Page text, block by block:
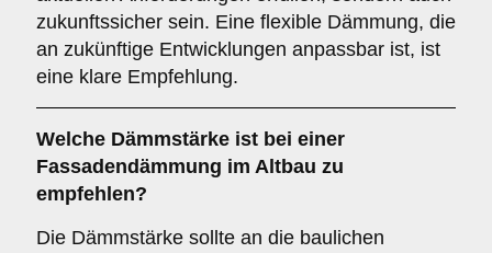
zukunftssicher sein. Eine flexible Dämmung, die
an zukünftige Entwicklungen anpassbar ist, ist
eine klare Empfehlung.
Welche Dämmstärke ist bei einer
Fassadendämmung im Altbau zu
empfehlen?
Die Dämmstärke sollte an die baulichen